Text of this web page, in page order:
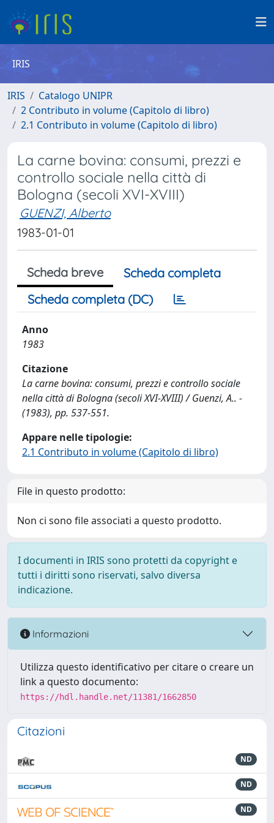
IRIS
IRIS
Catalogo UNIPR
2 Contributo in volume (Capitolo di libro)
2.1 Contributo in volume (Capitolo di libro)
La carne bovina: consumi, prezzi e
controllo sociale nella città di
Bologna (secoli XVI-XVIII)
GUENZI, Alberto
1983-01-01
Scheda breve
Scheda completa
Scheda completa (DC)
Anno
1983
Citazione
La carne bovina: consumi, prezzi e controllo sociale
nella città di Bologna (secoli XVI-XVIII) / Guenzi, A.. -
(1983), pp. 537-551.
Appare nelle tipologie:
2.1 Contributo in volume (Capitolo di libro)
File in questo prodotto:
Non ci sono file associati a questo prodotto.
I documenti in IRIS sono protetti da copyright e
tutti i diritti sono riservati, salvo diversa
indicazione.
Informazioni
Utilizza questo identificativo per citare o creare un
link a questo documento:
https://hdl.handle.net/11381/1662850
Citazioni
ND
ND
ND